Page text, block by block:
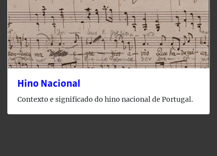
Hino Nacional
Contexto e significado do hino nacional de Portugal.